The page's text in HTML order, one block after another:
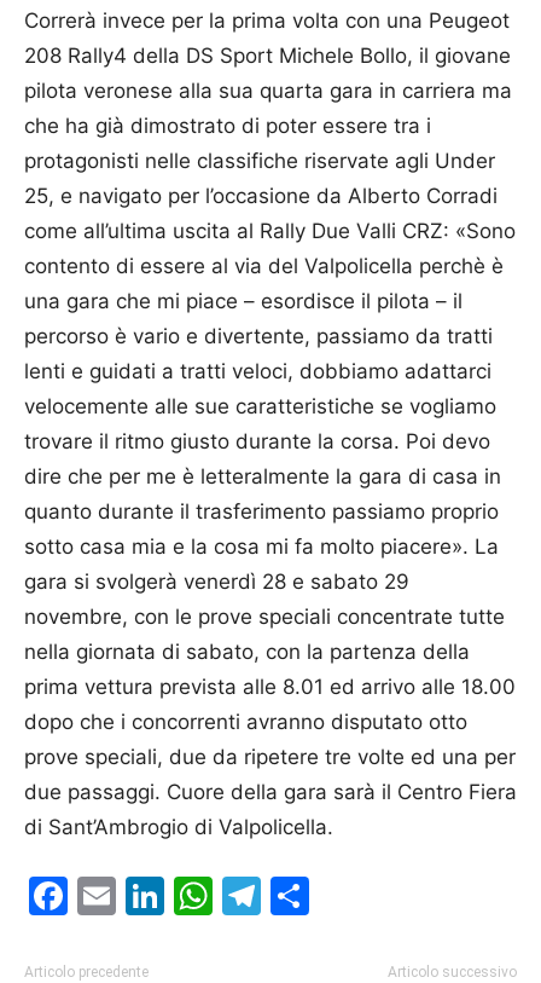
Correrà invece per la prima volta con una Peugeot
208 Rally4 della DS Sport Michele Bollo, il giovane
pilota veronese alla sua quarta gara in carriera ma
che ha già dimostrato di poter essere tra i
protagonisti nelle classifiche riservate agli Under
25, e navigato per l’occasione da Alberto Corradi
come all’ultima uscita al Rally Due Valli CRZ: «Sono
contento di essere al via del Valpolicella perchè è
una gara che mi piace – esordisce il pilota – il
percorso è vario e divertente, passiamo da tratti
lenti e guidati a tratti veloci, dobbiamo adattarci
velocemente alle sue caratteristiche se vogliamo
trovare il ritmo giusto durante la corsa. Poi devo
dire che per me è letteralmente la gara di casa in
quanto durante il trasferimento passiamo proprio
sotto casa mia e la cosa mi fa molto piacere». La
gara si svolgerà venerdì 28 e sabato 29
novembre, con le prove speciali concentrate tutte
nella giornata di sabato, con la partenza della
prima vettura prevista alle 8.01 ed arrivo alle 18.00
dopo che i concorrenti avranno disputato otto
prove speciali, due da ripetere tre volte ed una per
due passaggi. Cuore della gara sarà il Centro Fiera
di Sant’Ambrogio di Valpolicella.
Facebook
EmailLinkedIn
WhatsApp
Telegram
Articolo precedente Articolo successivo